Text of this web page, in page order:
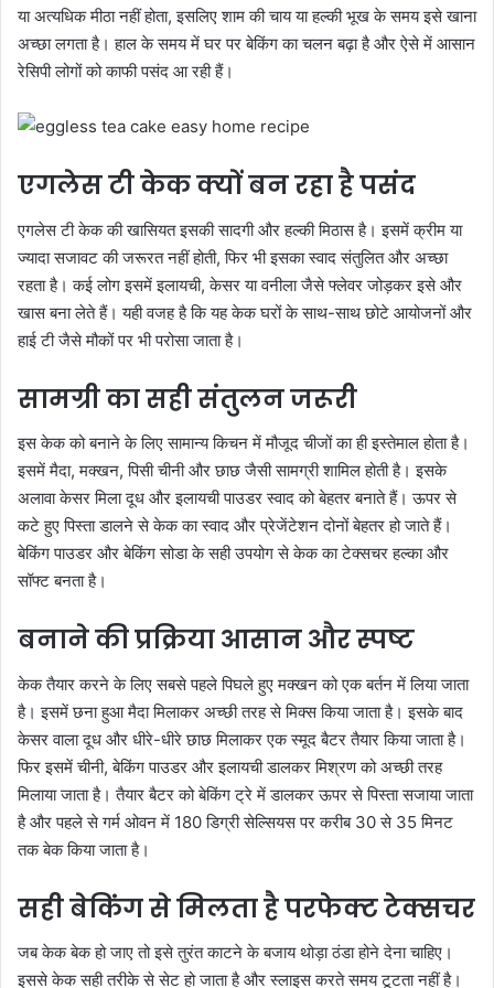
या अत्यधिक मीठा नहीं होता, इसलिए शाम की चाय या हल्की भूख के समय इसे खाना
अच्छा लगता है। हाल के समय में घर पर बेकिंग का चलन बढ़ा है और ऐसे में आसान
रेसिपी लोगों को काफी पसंद आ रही हैं।
एगलेस टी केक क्यों बन रहा है पसंद
एगलेस टी केक की खासियत इसकी सादगी और हल्की मिठास है। इसमें क्रीम या
ज्यादा सजावट की जरूरत नहीं होती, फिर भी इसका स्वाद संतुलित और अच्छा
रहता है। कई लोग इसमें इलायची, केसर या वनीला जैसे फ्लेवर जोड़कर इसे और
खास बना लेते हैं। यही वजह है कि यह केक घरों के साथ-साथ छोटे आयोजनों और
हाई टी जैसे मौकों पर भी परोसा जाता है।
सामग्री का सही संतुलन जरूरी
इस केक को बनाने के लिए सामान्य किचन में मौजूद चीजों का ही इस्तेमाल होता है।
इसमें मैदा, मक्खन, पिसी चीनी और छाछ जैसी सामग्री शामिल होती है। इसके
अलावा केसर मिला दूध और इलायची पाउडर स्वाद को बेहतर बनाते हैं। ऊपर से
कटे हुए पिस्ता डालने से केक का स्वाद और प्रेजेंटेशन दोनों बेहतर हो जाते हैं।
बेकिंग पाउडर और बेकिंग सोडा के सही उपयोग से केक का टेक्सचर हल्का और
सॉफ्ट बनता है।
बनाने की प्रक्रिया आसान और स्पष्ट
केक तैयार करने के लिए सबसे पहले पिघले हुए मक्खन को एक बर्तन में लिया जाता
है। इसमें छना हुआ मैदा मिलाकर अच्छी तरह से मिक्स किया जाता है। इसके बाद
केसर वाला दूध और धीरे-धीरे छाछ मिलाकर एक स्मूद बैटर तैयार किया जाता है।
फिर इसमें चीनी, बेकिंग पाउडर और इलायची डालकर मिश्रण को अच्छी तरह
मिलाया जाता है। तैयार बैटर को बेकिंग ट्रे में डालकर ऊपर से पिस्ता सजाया जाता
है और पहले से गर्म ओवन में 180 डिग्री सेल्सियस पर करीब 30 से 35 मिनट
तक बेक किया जाता है।
सही बेकिंग से मिलता है परफेक्ट टेक्सचर
जब केक बेक हो जाए तो इसे तुरंत काटने के बजाय थोड़ा ठंडा होने देना चाहिए।
इससे केक सही तरीके से सेट हो जाता है और स्लाइस करते समय टूटता नहीं है।